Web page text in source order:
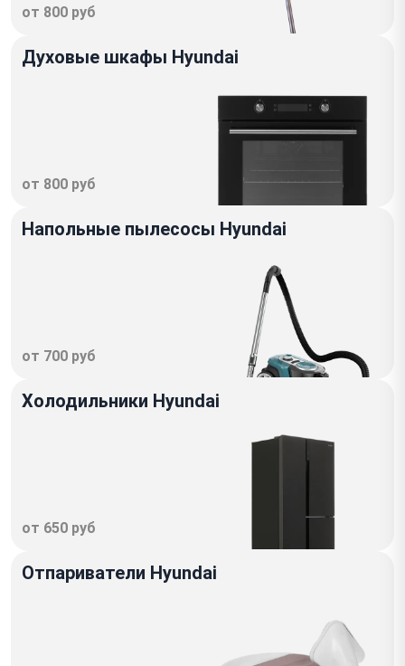
от 800 руб
Духовые шкафы Hyundai
от 800 руб
Напольные пылесосы Hyundai
от 700 руб
Холодильники Hyundai
от 650 руб
Отпариватели Hyundai